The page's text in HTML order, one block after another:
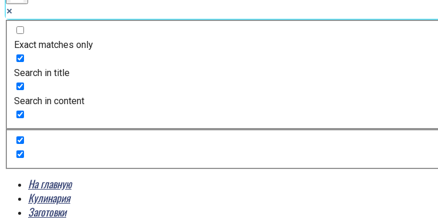
Exact matches only
Search in title
Search in content
На главную
Кулинария
Заготовки